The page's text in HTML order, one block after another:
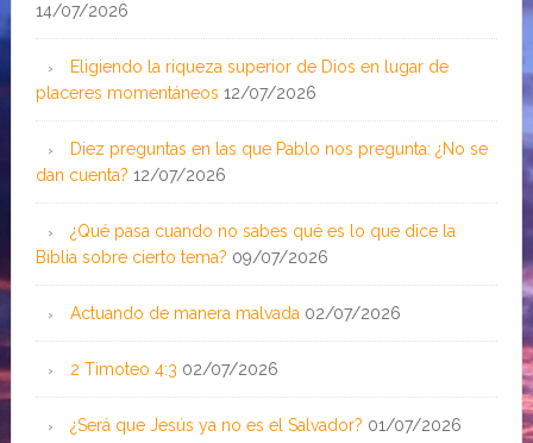
14/07/2026
Eligiendo la riqueza superior de Dios en lugar de
placeres momentáneos 12/07/2026
Diez preguntas en las que Pablo nos pregunta: ¿No se
dan cuenta? 12/07/2026
¿Qué pasa cuando no sabes qué es lo que dice la
Biblia sobre cierto tema? 09/07/2026
Actuando de manera malvada 02/07/2026
2 Timoteo 4:3 02/07/2026
¿Será que Jesús ya no es el Salvador? 01/07/2026